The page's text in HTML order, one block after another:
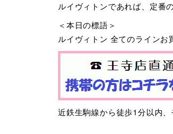
ルイヴィトンであれば、定番
＜本日の標語＞
ルイヴィトン 全てのラインお
近鉄生駒線から徒歩1分以内